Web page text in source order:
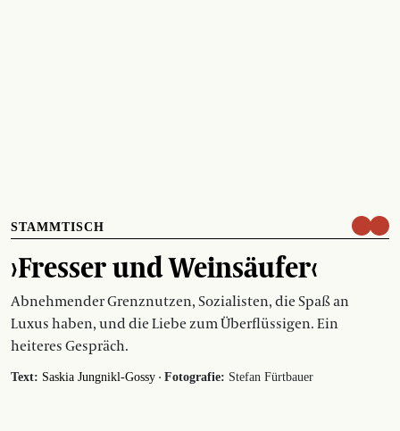
STAMMTISCH
›Fresser und Weinsäufer‹
Abnehmender Grenznutzen, Sozialisten, die Spaß an
Luxus haben, und die Liebe zum Überflüssigen. Ein
heiteres Gespräch.
Text: Saskia Jungnikl-Gossy · Fotografie: Stefan Fürtbauer